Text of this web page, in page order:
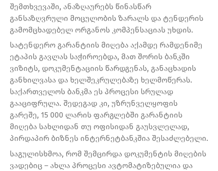
შემთხვევაში, ანაზღაურებს წინასწარ
განსაზღვრული მოცულობის ზარალს და ტენდერის
გამომცხადებელ ორგანოს კომპენსაციას უხდის.
სატენდერო გარანტიის მიღება აქამდე რამდენიმე
ეტაპის გავლას საჭიროებდა, მათ შორის ბანკში
ვიზიტს, დოკუმენტაციის წარდგენას, განაცხადის
განხილვასა და ხელშეკრულებაზე ხელმოწერას.
საქართველოს ბანკმა ეს პროცესი სრულად
გააციფრულა. შედეგად კი, უზრუნველყოფის
გარეშე, 15 000 ლარის ფარგლებში გარანტიის
მიღება სახლიდან თუ ოფისიდან გაუსვლელად,
პირდაპირ ბიზნეს ინტერნეტბანკშია შესაძლებელი.
საგულისხმოა, რომ შემცირდა დოკუმენტის მიღების
ვადებიც – ახლა პროცესი ავტომატიზებულია და